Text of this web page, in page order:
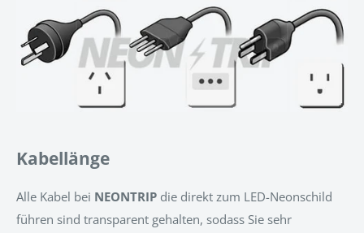
Kabellänge
Alle Kabel bei NEONTRIP die direkt zum LED-Neonschild
führen sind transparent gehalten, sodass Sie sehr